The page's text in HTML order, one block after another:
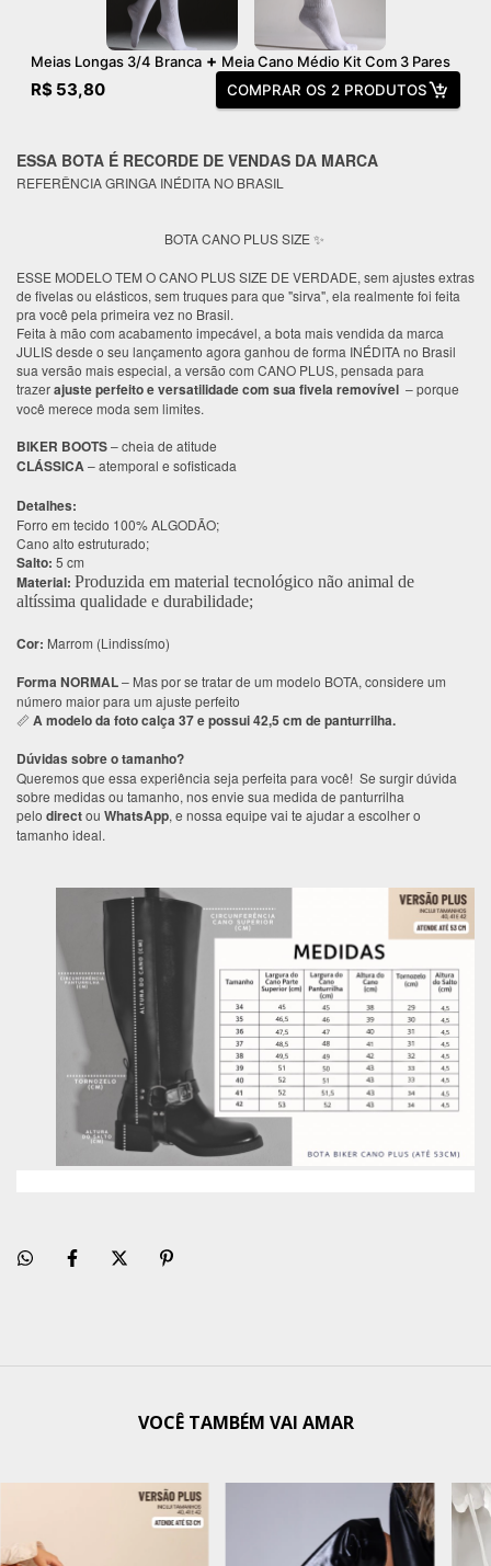
Meias Longas 3/4 Branca + Meia Cano Médio Kit Com 3 Pares
R$ 53,80 COMPRAR OS 2 PRODUTOS
ESSA BOTA É RECORDE DE VENDAS DA MARCA
REFERÊNCIA GRINGA INÉDITA NO BRASIL
BOTA CANO PLUS SIZE ✨
ESSE MODELO TEM O CANO PLUS SIZE DE VERDADE, sem ajustes extras
de fivelas ou elásticos, sem truques para que "sirva", ela realmente foi feita
pra você pela primeira vez no Brasil.
Feita à mão com acabamento impecável, a bota mais vendida da marca
JULIS desde o seu lançamento agora ganhou de forma INÉDITA no Brasil
sua versão mais especial, a versão com CANO PLUS, pensada para
trazerajuste perfeito e versatilidade com sua fivela removível – porque
você merece moda sem limites.
BIKER BOOTS– cheia de atitude
CLÁSSICA – atemporal e sofisticada
Detalhes:
Forro em tecido 100% ALGODÃO;
Cano alto estruturado;
Salto: 5 cm
Material: Produzida em material tecnológico não animal de
altíssima qualidade e durabilidade;
Cor: Marrom (Lindissímo)
Forma NORMAL– Mas por se tratar de um modelo BOTA, considere um
número maior para um ajuste perfeito
📏 A modelo da foto calça 37 e possui 42,5 cm de panturrilha.
Dúvidas sobre o tamanho?
Queremos que essa experiência seja perfeita para você! Se surgir dúvida
sobre medidas ou tamanho, nos envie sua medida de panturrilha
pelo directou WhatsApp, e nossa equipe vai te ajudar a escolher o
tamanho ideal.
VOCÊ TAMBÉM VAI AMAR